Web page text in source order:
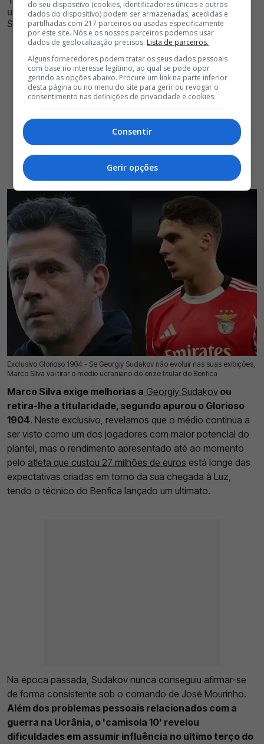
ucraniano e fez pedido expresso ao antigo atleta do
Shakhtar Donetsk
Exclusivo Glorioso 1904 - Se Georgiy Sudakov não evoluir nas suas exibições,
Marco Silva vai tirar o médio ucraniano do onze titular do Benfica
22 Jul 2026 | 03:00 | 0
Marco Silva exige melhorias a Georgiy Sudakov ou
retira-lhe a titularidade, segundo apurou o Glorioso
1904. Neste exclusivo, revelamos que o médio continua a
ser visto como um dos jogadores com maior potencial do
plantel, mas o rendimento apresentado até ao momento
pelo atleta que custou 27 milhões de euros está longe das
expectativas criadas em torno da sua chegada à Luz,
tendo o técnico do Benfica lançado um ultimato.
Na época passada, Sudakov nunca conseguiu afirmar-se
de forma consistente sob o comando de José Mourinho.
Além dos problemas pessoais relacionados com a
guerra na Ucrânia, o 'camisola 10' revelou
dificuldades em assumir influência no último terço do
do seu dispositivo (cookies, identificadores únicos e outros
dados do dispositivo) podem ser armazenadas, acedidas e
partilhadas com 217 parceiros ou usadas especificamente
por este site. Nós e os nossos parceiros podemos usar
dados de geolocalização precisos. Lista de parceiros.
Alguns fornecedores podem tratar os seus dados pessoais
com base no interesse legítimo, ao qual se pode opor
gerindo as opções abaixo. Procure um link na parte inferior
desta página ou no menu do site para gerir ou revogar o
consentimento nas definições de privacidade e cookies.
Consentir
Gerir opções